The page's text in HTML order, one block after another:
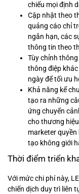
chiếu mọi định
Cập nhật theo
quảng cáo chỉ
ngắn hạn, các
thông tin theo
Tùy chỉnh
thông điệp
ngày để tối ưu
Khả năng kể
tạo ra những
ứng chuyển
cho thương
marketer
tạo không giới
Thời điểm triển
Với mức chi phí này,
chiến dịch duy trì liên